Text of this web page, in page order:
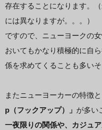
存在することになります。
には異なりますが。。。）
ですので、ニューヨークの
おいてもかなり積極的に自
係を求めてくることも多いそ
またニューヨーカーの特徴
p（フックアップ）」 が多い
一夜限りの関係や、カジュ